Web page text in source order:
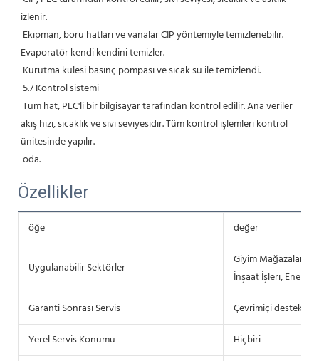
izlenir.
Evaporatör kendi kendini temizler.
Kurutma kulesi basınç pompası ve sıcak su ile temizlendi.
5.7 Kontrol sistemi
akış hızı, sıcaklık ve sıvı seviyesidir. Tüm kontrol işlemleri kontrol
ünitesinde yapılır.
oda.
Özellikler
öğe değer
Uygulanabilir Sektörler
Giyim Mağazaları,
İnşaat İşleri, Enerji
Garanti Sonrası Servis
Çevrimiçi destek,
Yerel Servis Konumu
Hiçbiri